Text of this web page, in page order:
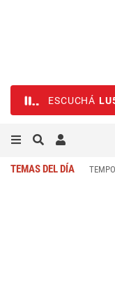
ESCUCHÁ
TEMAS DEL DÍA